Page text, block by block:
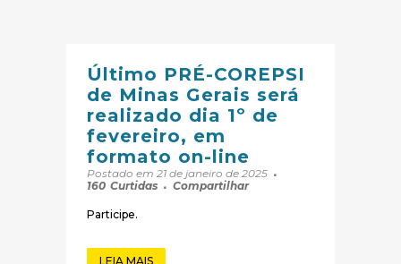
Último PRÉ-COREPSI
de Minas Gerais será
realizado dia 1º de
fevereiro, em
formato on-line
Postado em 21 de janeiro de 2025
160 Curtidas Compartilhar
Participe.
LEIA MAIS